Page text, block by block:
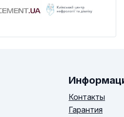
Контакты
Гарантия